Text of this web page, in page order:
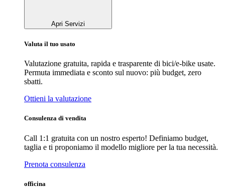
Apri Servizi
Valuta il tuo usato
Valutazione gratuita, rapida e trasparente di bici/e-bike usate.
Permuta immediata e sconto sul nuovo: più budget, zero
sbatti.
Ottieni la valutazione
Consulenza di vendita
Call 1:1 gratuita con un nostro esperto! Definiamo budget,
taglia e ti proponiamo il modello migliore per la tua necessità.
Prenota consulenza
officina